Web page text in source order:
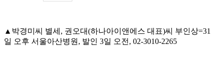
▲박경미씨 별세, 권오대(하나아이앤에스 대표)씨 부인상=31
일 오후 서울아산병원, 발인 3일 오전, 02-3010-2265